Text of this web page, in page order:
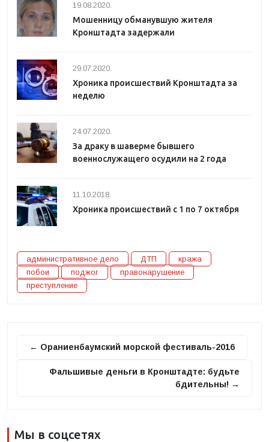
19.08.2020.
Мошенницу обманувшую жителя
Кронштадта задержали
29.07.2020.
Хроника происшествий Кронштадта за
неделю
24.07.2020.
За драку в шаверме бывшего
военнослужащего осудили на 2 года
11.10.2018.
Хроника происшествий с 1 по 7 октября
административное дело ДТП
кража
побои
поджог
правонарушение
преступление
← Ораниенбаумский морской фестиваль-2016
Фальшивые деньги в Кронштадте: будьте
бдительны! →
Мы в соцсетях